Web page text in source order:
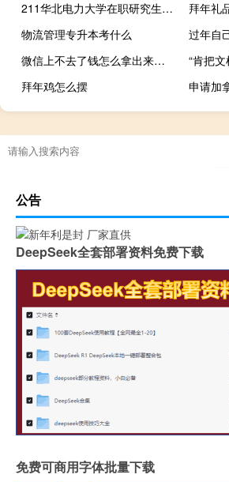
211华北电力大学在职研究生正在招生
拜年礼
物流管理专升本考什么
过年自
微信上不去了钱怎么拿出来（微信上不去了）
“肯把
拜年鸡怎么摆
申请加
公告
DeepSeek全套部署资料免费下载
免费可商用字体批量下载